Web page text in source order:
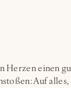
Herzen einen
Auf